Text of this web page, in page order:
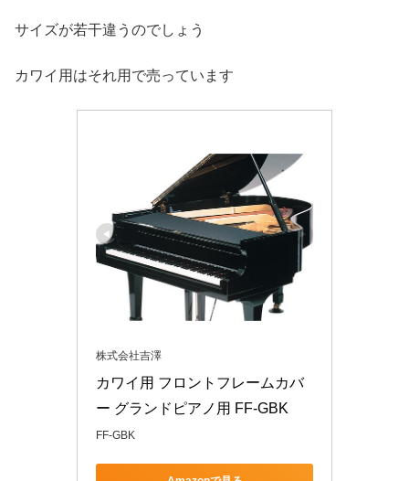
サイズが若干違うのでしょう
カワイ用はそれ用で売っています
株式会社吉澤
カワイ用 フロントフレームカバ
ー グランドピアノ用 FF-GBK
FF-GBK